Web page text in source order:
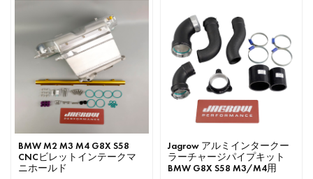
BMW M2 M3 M4 G8X S58
CNCビレットインテークマ
ニホールド
Jagrow アルミインタークー
ラーチャージパイプキット
BMW G8X S58 M3/M4用